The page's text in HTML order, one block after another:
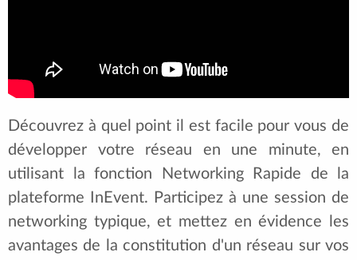
Découvrez à quel point il est facile pour vous de
développer votre réseau en une minute, en
utilisant la fonction Networking Rapide de la
plateforme InEvent. Participez à une session de
networking typique, et mettez en évidence les
avantages de la constitution d'un réseau sur vos